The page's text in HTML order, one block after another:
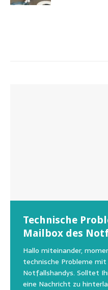
Technische
Mailbox des
Hallo miteinander,
technische Probleme
Notfallshandys. Solltet
eine Nachricht zu
Beginn der
Aus aktuellem Anlass
Tierschutzinitiative
den letzten 20 Jahren,
oder[…]
22.08.2026
Wir bitten um
Sommerfest das
geschlossen bleibt.Viele
emotionalen Stress bei
Wunschzettel
Regelmäßig bekommen
uns am Besten
die gesteigerten Kosten
und[…]